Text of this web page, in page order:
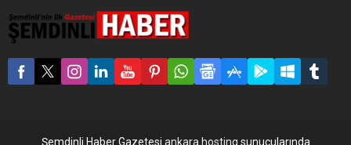
anlaşmalarını tamamladı”
dedi. Sağlık Bakanı Fahrettin
Koca, Koronavirüs Bilim
Kurulu toplantısının
açıklama yaptı. Korona
öngörülebilir bir...
Şemdinli Haber Gazetesi ankara hosting sunucularında